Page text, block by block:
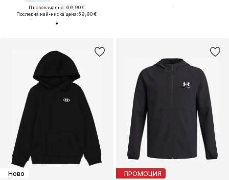
Първоначално: 69,90 €
Последна най-ниска цена:59,90 €
Ново ПРОМОЦИЯ